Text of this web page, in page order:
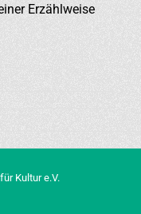
Erzählweise
Kultur e.V.